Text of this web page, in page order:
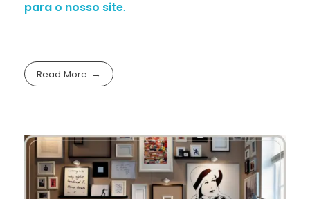
para o nosso site.
Read More